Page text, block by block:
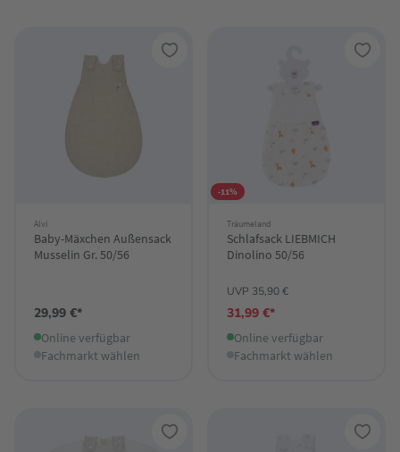
Alvi
Baby-Mäxchen Außensack
Musselin Gr. 50/56
29,99 €*
Online verfügbar
Fachmarkt wählen
-11%
Träumeland
Schlafsack LIEBMICH
Dinolino 50/56
UVP 35,90 €
31,99 €*
Online verfügbar
Fachmarkt wählen